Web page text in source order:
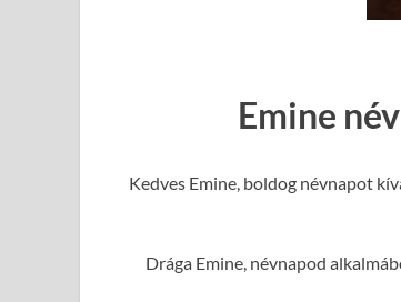
Emine
Kedves Emine, boldog névnapot
Drága Emine, névnapod